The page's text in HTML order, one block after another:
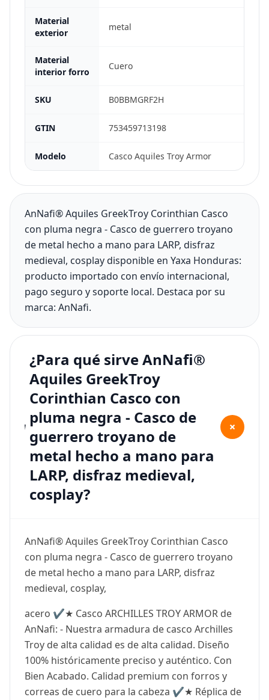
Material
exterior
metal
Material
interior forro
Cuero
SKU B0BBMGRF2H
GTIN 753459713198
Modelo Casco Aquiles Troy Armor
AnNafi® Aquiles GreekTroy Corinthian Casco
con pluma negra - Casco de guerrero troyano
de metal hecho a mano para LARP, disfraz
medieval, cosplay disponible en Yaxa Honduras:
producto importado con envío internacional,
pago seguro y soporte local. Destaca por su
marca: AnNafi.
¿Para qué sirve AnNafi®
Aquiles GreekTroy
Corinthian Casco con
pluma negra - Casco de
guerrero troyano de
metal hecho a mano para
LARP, disfraz medieval,
cosplay?
+
AnNafi® Aquiles GreekTroy Corinthian Casco
con pluma negra - Casco de guerrero troyano
de metal hecho a mano para LARP, disfraz
medieval, cosplay,
acero ✔️★ Casco ARCHILLES TROY ARMOR de
AnNafi: - Nuestra armadura de casco Archilles
Troy de alta calidad es de alta calidad. Diseño
100% históricamente preciso y auténtico. Con
Bien Acabado. Calidad premium con forros y
correas de cuero para la cabeza ✔️★ Réplica de